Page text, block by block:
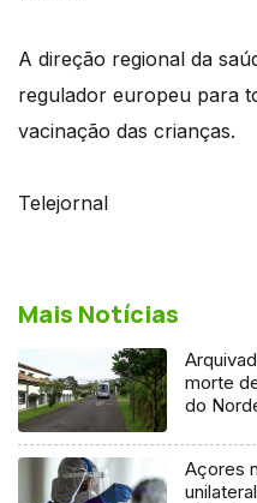
A direção regional da
regulador europeu para
vacinação das crianças.
Telejornal
Mais Notícias
morte
do
Açores